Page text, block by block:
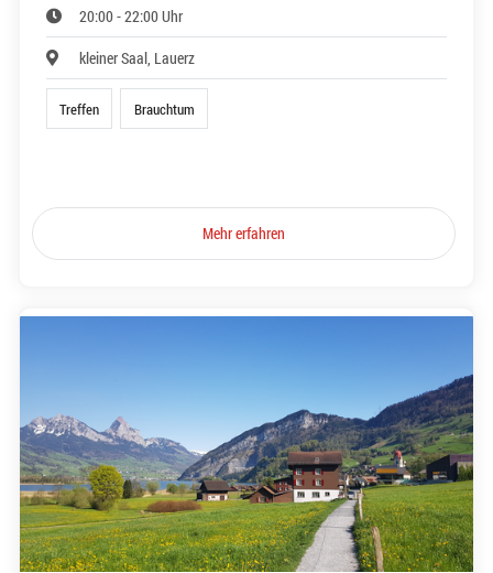
20:00 - 22:00 Uhr
kleiner Saal, Lauerz
Treffen Brauchtum
Mehr erfahren